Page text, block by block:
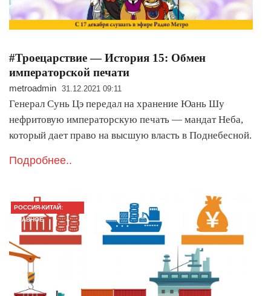
#Троецарствие — История 15: Обмен
императорской печати
metroadmin 31.12.2021 09:11
Генерал Сунь Цэ передал на хранение Юань Шу
нефритовую императорскую печать — мандат Неба,
который дает право на высшую власть в Поднебесной.
Подробнее..
РОССИЯ-КИТАЙ:
ГЛАВНОЕ